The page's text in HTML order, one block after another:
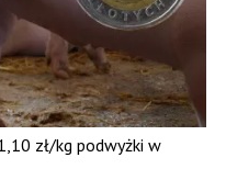
zł/kg podwyżki w